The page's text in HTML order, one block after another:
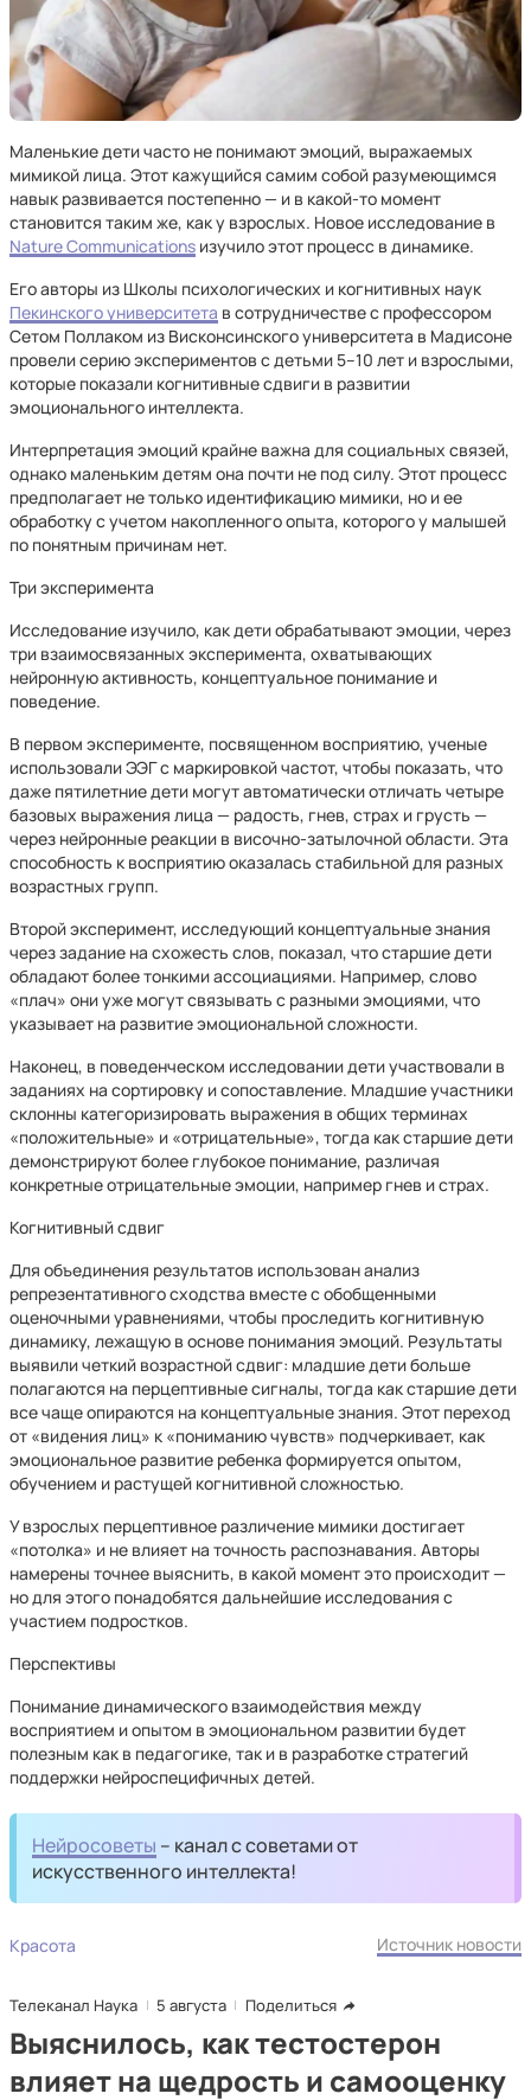
Маленькие дети часто не понимают эмоций, выражаемых
мимикой лица. Этот кажущийся самим собой разумеющимся
навык развивается постепенно — и в какой-то момент
становится таким же, как у взрослых. Новое исследование в
Nature Communications изучило этот процесс в динамике.
Его авторы из Школы психологических и когнитивных наук
Пекинского университета в сотрудничестве с профессором
Сетом Поллаком из Висконсинского университета в Мадисоне
провели серию экспериментов с детьми 5–10 лет и взрослыми,
которые показали когнитивные сдвиги в развитии
эмоционального интеллекта.
Интерпретация эмоций крайне важна для социальных связей,
однако маленьким детям она почти не под силу. Этот процесс
предполагает не только идентификацию мимики, но и ее
обработку с учетом накопленного опыта, которого у малышей
по понятным причинам нет.
Три эксперимента
Исследование изучило, как дети обрабатывают эмоции, через
три взаимосвязанных эксперимента, охватывающих
нейронную активность, концептуальное понимание и
поведение.
В первом эксперименте, посвященном восприятию, ученые
использовали ЭЭГ с маркировкой частот, чтобы показать, что
даже пятилетние дети могут автоматически отличать четыре
базовых выражения лица — радость, гнев, страх и грусть —
через нейронные реакции в височно-затылочной области. Эта
способность к восприятию оказалась стабильной для разных
возрастных групп.
Второй эксперимент, исследующий концептуальные знания
через задание на схожесть слов, показал, что старшие дети
обладают более тонкими ассоциациями. Например, слово
«плач» они уже могут связывать с разными эмоциями, что
указывает на развитие эмоциональной сложности.
Наконец, в поведенческом исследовании дети участвовали в
заданиях на сортировку и сопоставление. Младшие участники
склонны категоризировать выражения в общих терминах
«положительные» и «отрицательные», тогда как старшие дети
демонстрируют более глубокое понимание, различая
конкретные отрицательные эмоции, например гнев и страх.
Когнитивный сдвиг
Для объединения результатов использован анализ
репрезентативного сходства вместе с обобщенными
оценочными уравнениями, чтобы проследить когнитивную
динамику, лежащую в основе понимания эмоций. Результаты
выявили четкий возрастной сдвиг: младшие дети больше
полагаются на перцептивные сигналы, тогда как старшие дети
все чаще опираются на концептуальные знания. Этот переход
от «видения лиц» к «пониманию чувств» подчеркивает, как
эмоциональное развитие ребенка формируется опытом,
обучением и растущей когнитивной сложностью.
У взрослых перцептивное различение мимики достигает
«потолка» и не влияет на точность распознавания. Авторы
намерены точнее выяснить, в какой момент это происходит —
но для этого понадобятся дальнейшие исследования с
участием подростков.
Перспективы
Понимание динамического взаимодействия между
восприятием и опытом в эмоциональном развитии будет
полезным как в педагогике, так и в разработке стратегий
поддержки нейроспецифичных детей.
Нейросоветы – канал с советами от
искусственного интеллекта!
Красота Источник новости
Телеканал Наука 5 августа Поделиться
Выяснилось, как тестостерон
влияет на щедрость и самооценку